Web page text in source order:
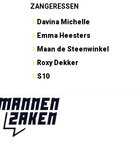
ZANGERESSEN
Davina Michelle
Emma Heesters
Maan de Steenwinkel
Roxy Dekker
S10